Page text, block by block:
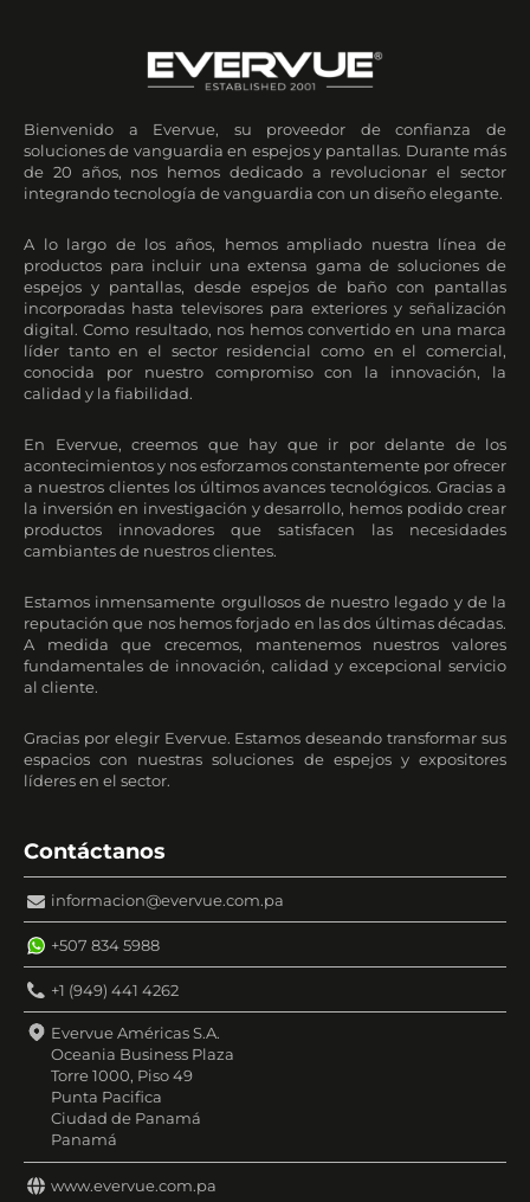
Bienvenido a Evervue, su proveedor de confianza de
soluciones de vanguardia en espejos y pantallas. Durante más
de 20 años, nos hemos dedicado a revolucionar el sector
integrando tecnología de vanguardia con un diseño elegante.
A lo largo de los años, hemos ampliado nuestra línea de
productos para incluir una extensa gama de soluciones de
espejos y pantallas, desde espejos de baño con pantallas
incorporadas hasta televisores para exteriores y señalización
digital. Como resultado, nos hemos convertido en una marca
líder tanto en el sector residencial como en el comercial,
conocida por nuestro compromiso con la innovación, la
calidad y la fiabilidad.
En Evervue, creemos que hay que ir por delante de los
acontecimientos y nos esforzamos constantemente por ofrecer
a nuestros clientes los últimos avances tecnológicos. Gracias a
la inversión en investigación y desarrollo, hemos podido crear
productos innovadores que satisfacen las necesidades
cambiantes de nuestros clientes.
Estamos inmensamente orgullosos de nuestro legado y de la
reputación que nos hemos forjado en las dos últimas décadas.
A medida que crecemos, mantenemos nuestros valores
fundamentales de innovación, calidad y excepcional servicio
al cliente.
Gracias por elegir Evervue. Estamos deseando transformar sus
espacios con nuestras soluciones de espejos y expositores
líderes en el sector.
Contáctanos
informacion@evervue.com.pa
+507 834 5988
+1 (949) 441 4262
Evervue Américas S.A.
Oceania Business Plaza
Torre 1000, Piso 49
Punta Pacifica
Ciudad de Panamá
Panamá
www.evervue.com.pa